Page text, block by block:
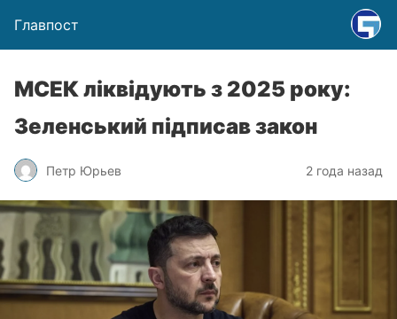
Главпост
МСЕК ліквідують з 2025 року:
Зеленський підписав закон
Петр Юрьев 2 года назад